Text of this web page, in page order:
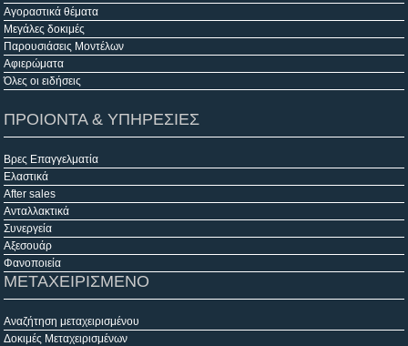
Αγοραστικά θέματα
Μεγάλες δοκιμές
Παρουσιάσεις Μοντέλων
Αφιερώματα
Όλες οι ειδήσεις
ΠΡΟΙΟΝΤΑ & ΥΠΗΡΕΣΙΕΣ
Βρες Επαγγελματία
Ελαστικά
After sales
Ανταλλακτικά
Συνεργεία
Αξεσουάρ
Φανοποιεία
ΜΕΤΑΧΕΙΡΙΣΜΕΝΟ
Αναζήτηση μεταχειρισμένου
Δοκιμές Μεταχειρισμένων